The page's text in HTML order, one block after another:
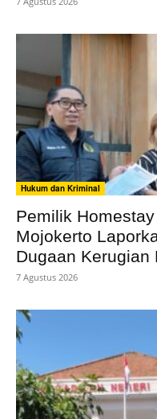
Hukum dan Kriminal
Pemilik
Mojokerto
Dugaan Kerugian
7 Agustus 2026